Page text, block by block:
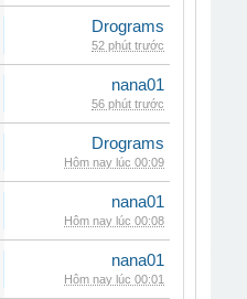
Drograms
52 phút trước
nana01
56 phút trước
Drograms
Hôm nay lúc 00:09
nana01
Hôm nay lúc 00:08
nana01
Hôm nay lúc 00:01